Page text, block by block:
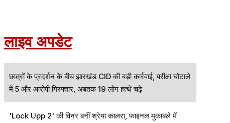
लाइव अपडेट
छात्रों के प्रदर्शन के बीच झारखंड CID की बड़ी कार्रवाई, परीक्षा घोटाले
में 5 और आरोपी गिरफ्तार, अबतक 19 लोग हत्थे चढ़े
'Lock Upp 2' की विनर बनीं श्रेया कालरा, फाइनल मुकाबले में